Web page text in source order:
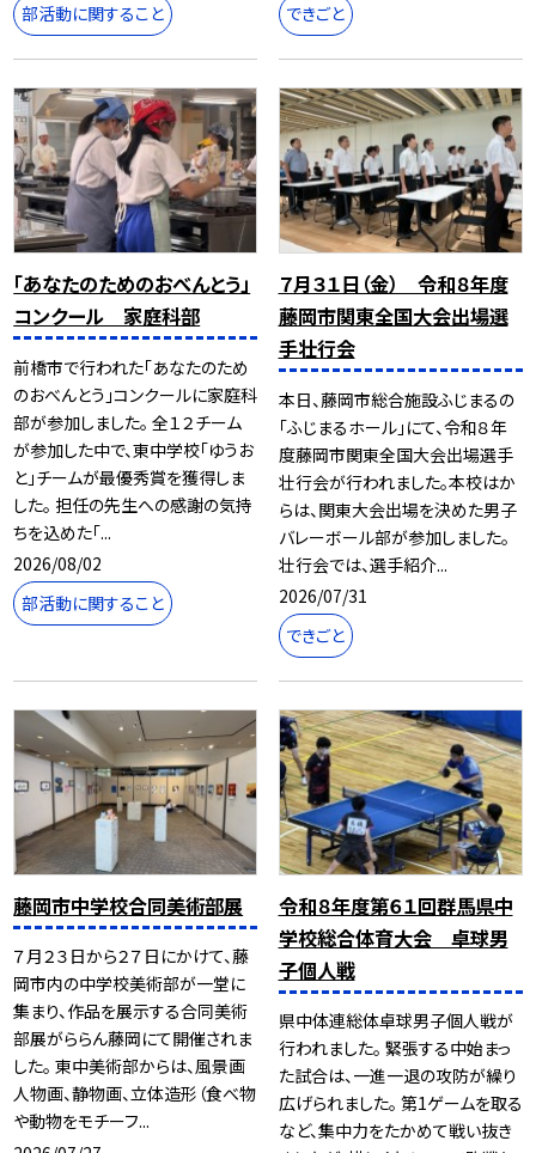
部活動に関すること
できごと
「あなたのためのおべんとう」
コンクール 家庭科部
前橋市で行われた「あなたのため
のおべんとう」コンクールに家庭科
部が参加しました。 全１２チーム
が参加した中で、東中学校「ゆうお
と」チームが最優秀賞を獲得しま
した。 担任の先生への感謝の気持
ちを込めた「...
2026/08/02
部活動に関すること
７月３１日（金） 令和８年度
藤岡市関東全国大会出場選
手壮行会
本日、藤岡市総合施設ふじまるの
「ふじまるホール」にて、令和８年
度藤岡市関東全国大会出場選手
壮行会が行われました。本校はか
らは、関東大会出場を決めた男子
バレーボール部が参加しました。
壮行会では、選手紹介...
2026/07/31
できごと
藤岡市中学校合同美術部展
７月２３日から２７日にかけて、藤
岡市内の中学校美術部が一堂に
集まり、作品を展示する合同美術
部展がららん藤岡にて開催されま
した。 東中美術部からは、風景画
人物画、静物画、立体造形（食べ物
や動物をモチーフ...
令和８年度第６１回群馬県中
学校総合体育大会 卓球男
子個人戦
県中体連総体卓球男子個人戦が
行われました。 緊張する中始まっ
た試合は、一進一退の攻防が繰り
広げられました。 第1ゲームを取る
など、集中力をたかめて戦い抜き